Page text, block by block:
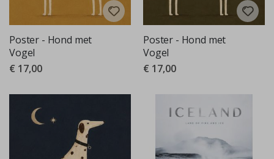
Poster - Hond met
Vogel
€ 17,00
Poster - Hond met
Vogel
€ 17,00